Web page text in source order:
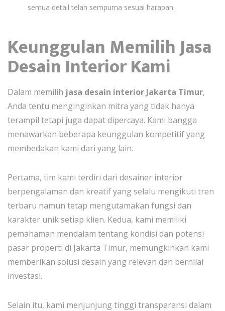
semua detail telah sempurna sesuai harapan.
Keunggulan Memilih Jasa
Desain Interior Kami
Dalam memilih jasa desain interior Jakarta Timur,
Anda tentu menginginkan mitra yang tidak hanya
terampil tetapi juga dapat dipercaya. Kami bangga
menawarkan beberapa keunggulan kompetitif yang
membedakan kami dari yang lain.
Pertama, tim kami terdiri dari desainer interior
berpengalaman dan kreatif yang selalu mengikuti tren
terbaru namun tetap mengutamakan fungsi dan
karakter unik setiap klien. Kedua, kami memiliki
pemahaman mendalam tentang kondisi dan potensi
pasar properti di Jakarta Timur, memungkinkan kami
memberikan solusi desain yang relevan dan bernilai
investasi.
Selain itu, kami menjunjung tinggi transparansi dalam